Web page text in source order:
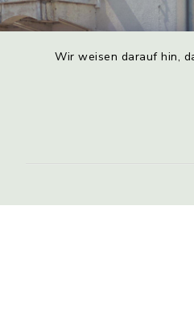
Wir weisen darauf hin,